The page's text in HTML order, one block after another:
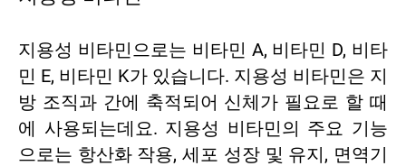
지용성 비타민으로는 비타민 A, 비타민 D, 비타
민 E, 비타민 K가 있습니다. 지용성 비타민은 지
방 조직과 간에 축적되어 신체가 필요로 할 때
에 사용되는데요. 지용성 비타민의 주요 기능
으로는 항산화 작용, 세포 성장 및 유지, 면역기